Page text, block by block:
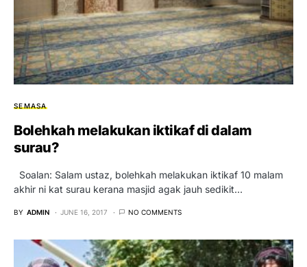
SEMASA
Bolehkah melakukan iktikaf di dalam
surau?
Soalan: Salam ustaz, bolehkah melakukan iktikaf 10 malam
akhir ni kat surau kerana masjid agak jauh sedikit…
BY ADMIN JUNE 16, 2017 NO COMMENTS